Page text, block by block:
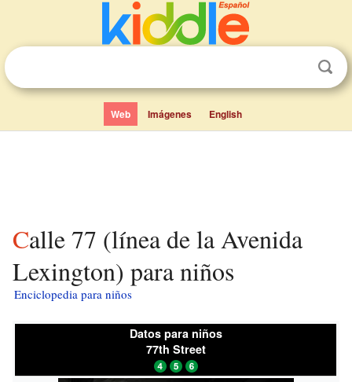
Web Imágenes English
Calle 77 (línea de la Avenida
Lexington) para niños
Enciclopedia para niños
Datos para niños
77th Street